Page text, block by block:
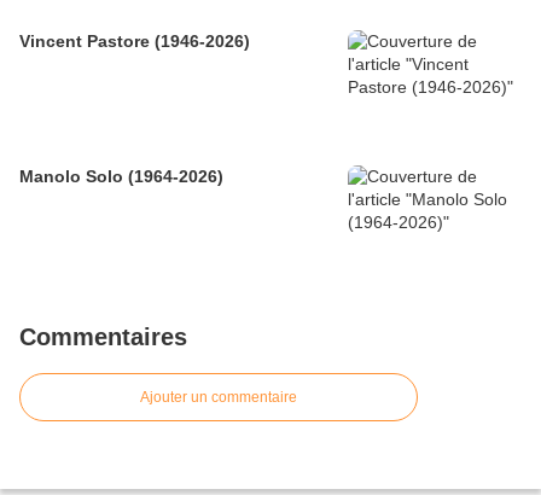
Vincent Pastore (1946-2026)
Manolo Solo (1964-2026)
Commentaires
Ajouter un commentaire